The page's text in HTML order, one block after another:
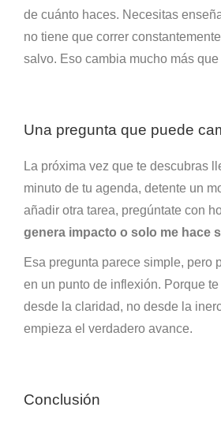
de cuánto haces. Necesitas
no tiene que correr
salvo. Eso cambia mucho más
Una pregunta que puede
La próxima vez que te descubras
minuto de tu agenda, detente un
añadir otra tarea, pregúntate con
genera impacto o solo me hace
Esa pregunta parece simple, pero
en un punto de inflexión. Porque
desde la claridad, no desde la
empieza el verdadero avance.
Conclusión